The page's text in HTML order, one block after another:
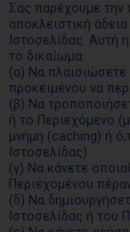
Σας παρέχουμε την
αποκλειστική
Ιστοσελίδας. Αυτή
το δικαίωμα:
(α) Να πλαισιώσετε
προκειμένου να
(β) Να
ή το Περιεχόμενο
μνήμη (caching) ή
Ιστοσελίδας)
(γ) Να κάνετε
Περιεχομένου
(δ) Να
Ιστοσελίδας ή του